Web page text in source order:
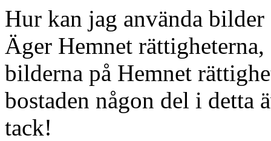
Hur kan jag använda
Äger Hemnet
bilderna på Hemnet
bostaden någon del i detta
tack!